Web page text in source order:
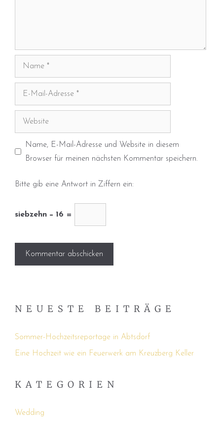
Name
Adresse
Website
Name, E-Mail-Adresse und Website in diesem
Browser für meinen nächsten Kommentar speichern.
Bitte gib eine Antwort in Ziffern ein:
siebzehn − 16 =
NEUESTE BEITRÄGE
Sommer-Hochzeitsreportage in Abtsdorf
Eine Hochzeit wie ein Feuerwerk am Kreuzberg Keller
KATEGORIEN
Wedding